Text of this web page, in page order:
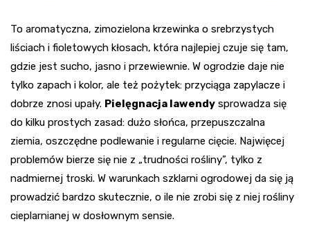
To aromatyczna, zimozielona krzewinka o srebrzystych
liściach i fioletowych kłosach, która najlepiej czuje się tam,
gdzie jest sucho, jasno i przewiewnie. W ogrodzie daje nie
tylko zapach i kolor, ale też pożytek: przyciąga zapylacze i
dobrze znosi upały. Pielęgnacja lawendy sprowadza się
do kilku prostych zasad: dużo słońca, przepuszczalna
ziemia, oszczędne podlewanie i regularne cięcie. Najwięcej
problemów bierze się nie z „trudności rośliny”, tylko z
nadmiernej troski. W warunkach szklarni ogrodowej da się ją
prowadzić bardzo skutecznie, o ile nie zrobi się z niej rośliny
cieplarnianej w dosłownym sensie.